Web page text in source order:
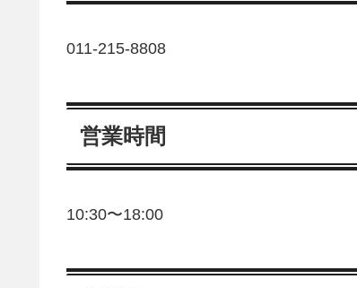
011-215-8808
営業時間
10:30〜18:00